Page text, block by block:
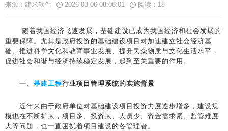
来源：建米软件 2026-08-06 08:06:01 阅读： 18
随着我国经济飞速发展，基础建设已成为我国经济和社会发展的
重要保障。尤其是政府投资的基础建设项目对加速建立社会经济基
础、推进科学文化和教育事业发展、提升民众物质与文化生活水平，
促进社会和谐与经济持续稳定发展，起到至关重要的作用。
一、 基建工程行业项目管理系统的实施背景
近年来由于政府单位对基础建设项目投资力度逐步增多，建设规
模也在不断扩大，项目多、投资大、人员少、资金需求紧、监管难度
大等问题，也一直困扰着项目建设的各管理者。